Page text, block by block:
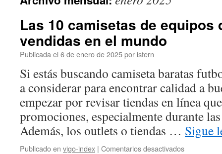
Las 10 camisetas de equipos
vendidas en el mundo
Publicada el 6 de enero de 2025por istern
Si estás buscando camiseta baratas
a considerar para encontrar calidad a
empezar por revisar tiendas en línea
promociones, especialmente durante
Además, los outlets o tiendas … Sigue
Publicado en vigo-index | Comentarios desactivadosen